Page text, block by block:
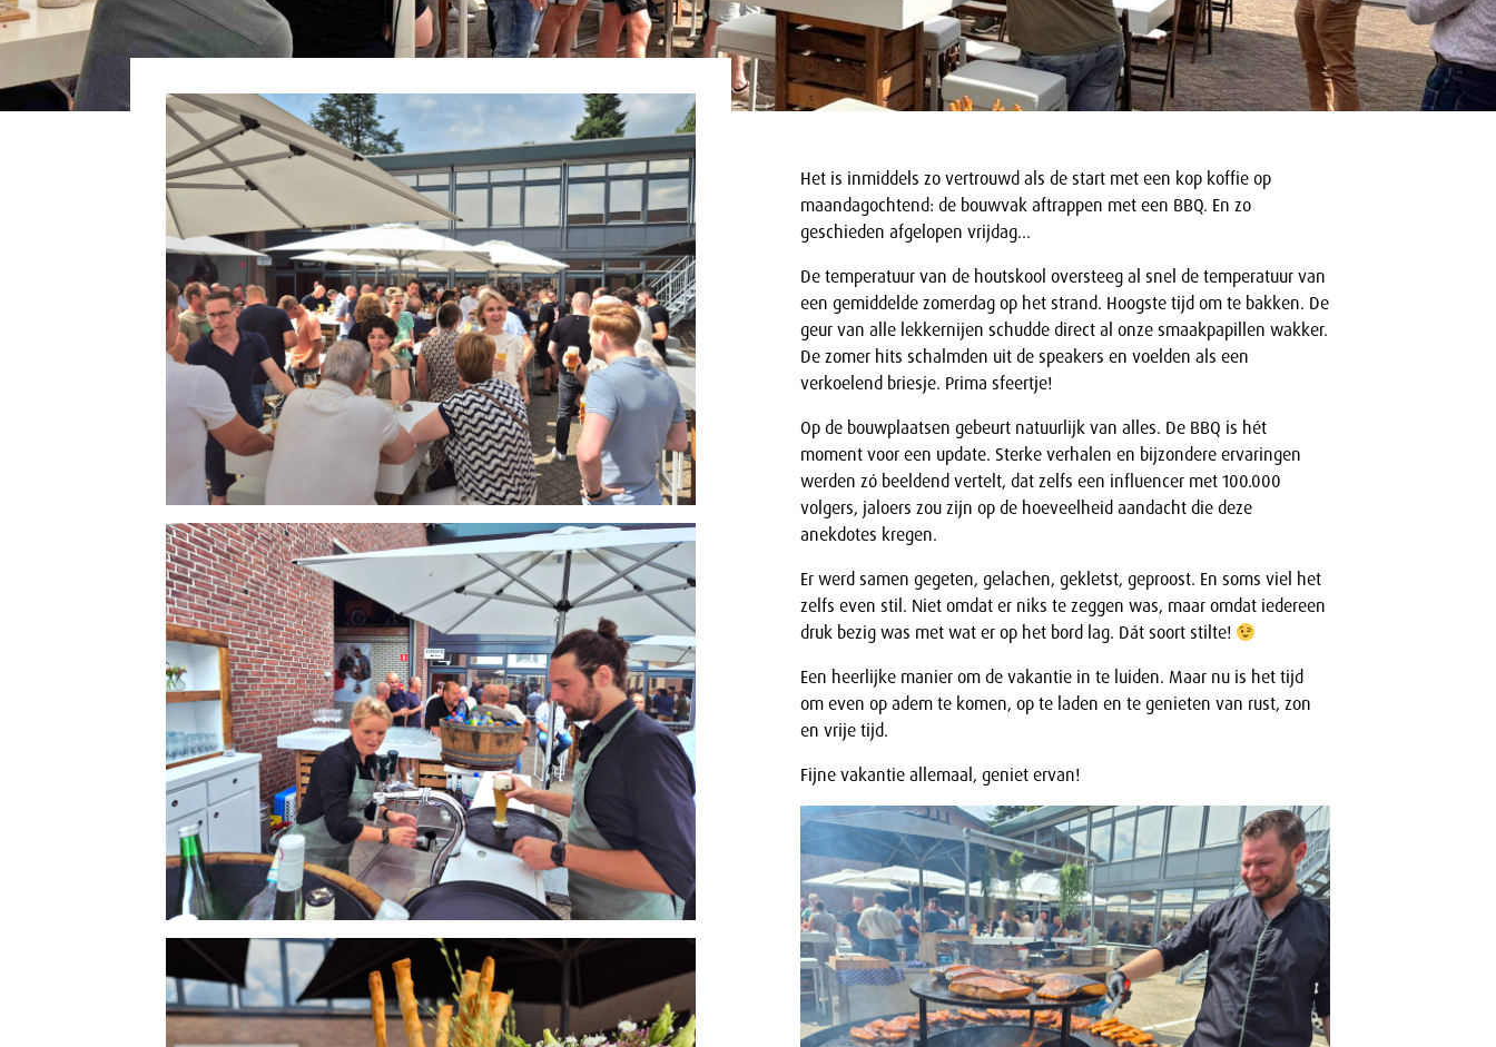
Het is inmiddels zo vertrouwd als de start met een kop koffie op
maandagochtend: de bouwvak aftrappen met een BBQ. En zo
geschieden afgelopen vrijdag…
De temperatuur van de houtskool oversteeg al snel de temperatuur van
een gemiddelde zomerdag op het strand. Hoogste tijd om te bakken. De
geur van alle lekkernijen schudde direct al onze smaakpapillen wakker.
De zomer hits schalmden uit de speakers en voelden als een
verkoelend briesje. Prima sfeertje!
Op de bouwplaatsen gebeurt natuurlijk van alles. De BBQ is hét
moment voor een update. Sterke verhalen en bijzondere ervaringen
werden zó beeldend vertelt, dat zelfs een influencer met 100.000
volgers, jaloers zou zijn op de hoeveelheid aandacht die deze
anekdotes kregen.
Er werd samen gegeten, gelachen, gekletst, geproost. En soms viel het
zelfs even stil. Niet omdat er niks te zeggen was, maar omdat iedereen
druk bezig was met wat er op het bord lag. Dát soort stilte!
Een heerlijke manier om de vakantie in te luiden. Maar nu is het tijd
om even op adem te komen, op te laden en te genieten van rust, zon
en vrije tijd.
Fijne vakantie allemaal, geniet ervan!